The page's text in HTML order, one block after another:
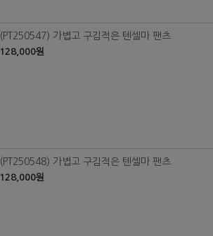
(PT250547) 가볍고 구김적은 텐셀마 팬츠
128,000원
(PT250548) 가볍고 구김적은 텐셀마 팬츠
128,000원